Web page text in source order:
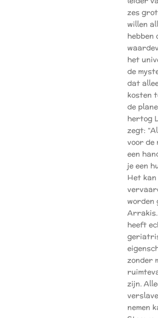
zes
willen
hebben
het
de
dat
kosten
de
hertog
zegt:
voor de
een
je een
Het
worden
Arrakis.
heeft
zonder
zijn.
nemen